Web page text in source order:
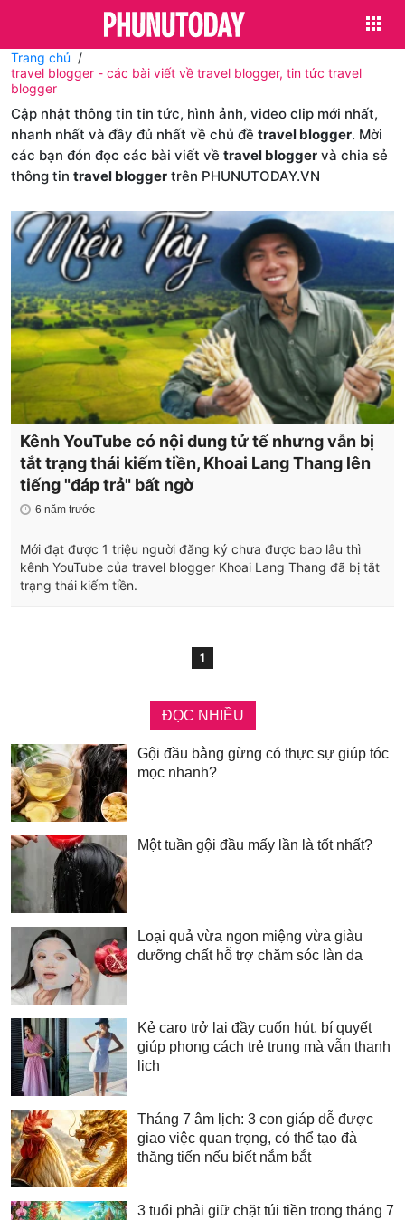
Trang chủ
travel blogger - các bài viết về travel blogger, tin tức travel
blogger
Cập nhật thông tin tin tức, hình ảnh, video clip mới nhất,
nhanh nhất và đầy đủ nhất về chủ đề travel blogger. Mời
các bạn đón đọc các bài viết về travel blogger và chia sẻ
thông tin travel blogger trên PHUNUTODAY.VN
Kênh YouTube có nội dung tử tế nhưng vẫn bị
tắt trạng thái kiếm tiền, Khoai Lang Thang lên
tiếng "đáp trả" bất ngờ
6 năm trước
Mới đạt được 1 triệu người đăng ký chưa được bao lâu thì
kênh YouTube của travel blogger Khoai Lang Thang đã bị tắt
trạng thái kiếm tiền.
1
ĐỌC NHIỀU
Gội đầu bằng gừng có thực sự giúp tóc
mọc nhanh?
Một tuần gội đầu mấy lần là tốt nhất?
Loại quả vừa ngon miệng vừa giàu
dưỡng chất hỗ trợ chăm sóc làn da
Kẻ caro trở lại đầy cuốn hút, bí quyết
giúp phong cách trẻ trung mà vẫn thanh
lịch
Tháng 7 âm lịch: 3 con giáp dễ được
giao việc quan trọng, có thể tạo đà
thăng tiến nếu biết nắm bắt
3 tuổi phải giữ chặt túi tiền trong tháng 7